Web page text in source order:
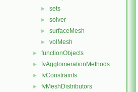
► sets
► solver
► surfaceMesh
► volMesh
► functionObjects
► fvAgglomerationMethods
► fvConstraints
► fvMeshDistributors